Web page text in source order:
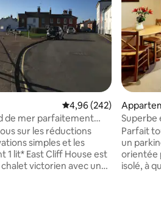
de 315 commentaires : 4,93 sur 5
Évaluation moyenne
4,96 (242)
de mer parfaitement
sur les réductions
simples et les
House est
victorien avec une
Superbe
Parfait
un
orientée
isolé, à